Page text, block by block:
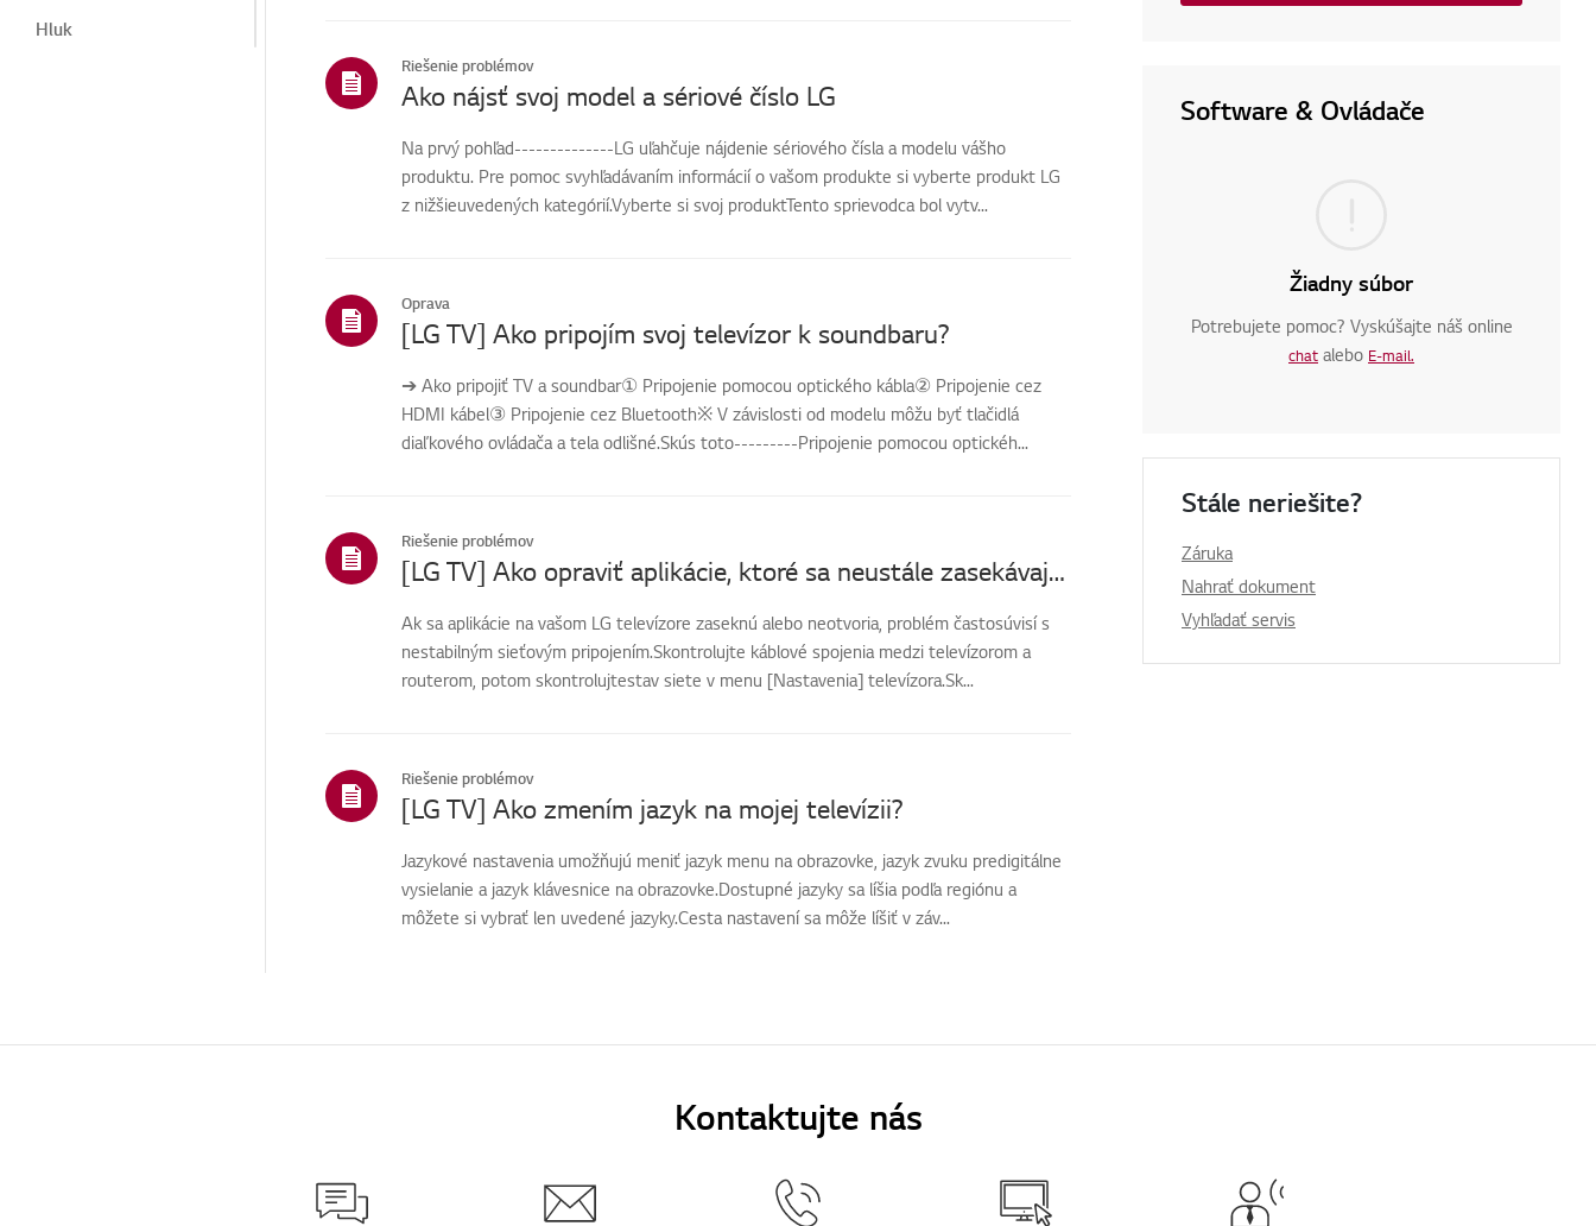
Hluk
Riešenie problémov
Ako nájsť svoj model a sériové číslo LG
Na prvý pohľad--------------LG uľahčuje nájdenie sériového čísla a modelu vášho
produktu. Pre pomoc svyhľadávaním informácií o vašom produkte si vyberte produkt LG
z nižšieuvedených kategórií.Vyberte si svoj produktTento sprievodca bol vytv...
Oprava
[LG TV] Ako pripojím svoj televízor k soundbaru?
➔ Ako pripojiť TV a soundbar① Pripojenie pomocou optického kábla② Pripojenie cez
HDMI kábel③ Pripojenie cez Bluetooth※ V závislosti od modelu môžu byť tlačidlá
diaľkového ovládača a tela odlišné.Skús toto---------Pripojenie pomocou optickéh...
Riešenie problémov
[LG TV] Ako opraviť aplikácie, ktoré sa neustále zasekávajú, padajú alebo sa nenačítavajú
Ak sa aplikácie na vašom LG televízore zaseknú alebo neotvoria, problém častosúvisí s
nestabilným sieťovým pripojením.Skontrolujte káblové spojenia medzi televízorom a
routerom, potom skontrolujtestav siete v menu [Nastavenia] televízora.Sk...
Riešenie problémov
[LG TV] Ako zmením jazyk na mojej televízii?
Jazykové nastavenia umožňujú meniť jazyk menu na obrazovke, jazyk zvuku predigitálne
vysielanie a jazyk klávesnice na obrazovke.Dostupné jazyky sa líšia podľa regiónu a
môžete si vybrať len uvedené jazyky.Cesta nastavení sa môže líšiť v záv...
Software & Ovládače
Žiadny súbor
Potrebujete pomoc? Vyskúšajte náš online
chat alebo E-mail.
Stále neriešite?
Záruka
Nahrať dokument
Vyhľadať servis
Kontaktujte nás